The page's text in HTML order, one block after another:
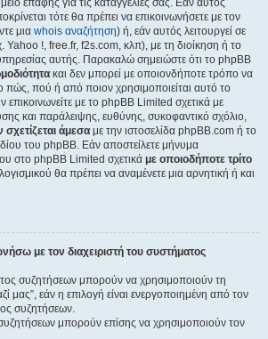
επαφής για τις καταγγελίες σας. Εάν αυτός
τότε θα πρέπει να επικοινωνήσετε με τον
μια whois αναζήτηση) ή, εάν αυτός λειτουργεί σε
Yahoo !, free.fr, f2s.com, κλπ), με τη διοίκηση ή το
αυτής. Παρακαλώ σημειώστε ότι το phpBB
και δεν μπορεί με οποιονδήποτε τρόπο να
πώς, πού ή από ποιον χρησιμοποιείται αυτό το
με το phpBB Limited σχετικά με
και παράλειψης, ευθύνης, συκοφαντικό σχόλιο,
σχετίζεται άμεσα με την ιστοσελίδα phpBB.com ή το
του phpBB. Εάν αποστείλετε μήνυμα
στο phpBB Limited σχετικά με οποιοδήποτε τρίτο
θα πρέπει να αναμένετε μια αρνητική ή και
με τον διαχειριστή του συστήματος
συζητήσεων μπορούν να χρησιμοποιούν τη
μας”, εάν η επιλογή είναι ενεργοποιημένη από τον
συζητήσεων.
μπορούν επίσης να χρησιμοποιούν τον